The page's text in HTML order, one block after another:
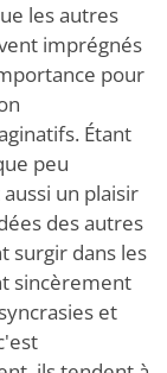
les autres
imprégnés
pour
Étant
peu
un plaisir
des autres
surgir dans les
sincèrement
et